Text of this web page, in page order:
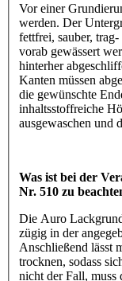
Vor einer
werden. Der
fettfrei, sauber,
vorab gewässert
hinterher
Kanten müssen
die gewünschte
inhaltsstoffreiche
ausgewaschen und
Was ist bei der
Nr. 510 zu
Die Auro
zügig in der
Anschließend lässt
trocknen, sodass
nicht der Fall, muss